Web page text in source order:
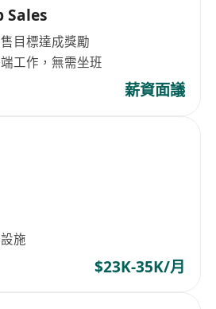
Sales
目標達成獎勵
工作，無需坐班
薪資面議
施
$23K-35K/月